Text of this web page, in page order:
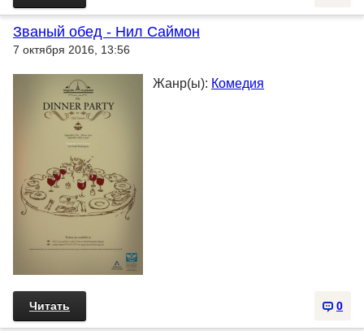
Званый обед - Нил Саймон
7 октября 2016, 13:56
Жанр(ы): Комедия
0
Читать